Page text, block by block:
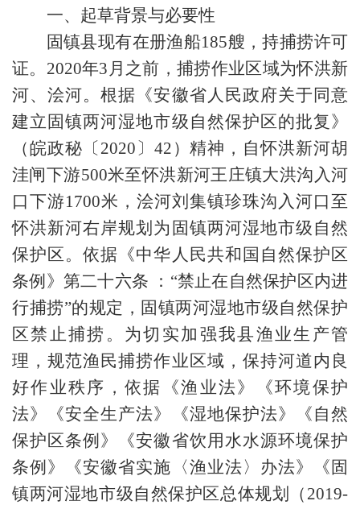
一、起草背景与必要性
固镇县现有在册渔船185艘，持捕捞许可
证。2020年3月之前，捕捞作业区域为怀洪新
河、浍河。根据《安徽省人民政府关于同意
建立固镇两河湿地市级自然保护区的批复》
（皖政秘〔2020〕42）精神，自怀洪新河胡
洼闸下游500米至怀洪新河王庄镇大洪沟入河
口下游1700米，浍河刘集镇珍珠沟入河口至
怀洪新河右岸规划为固镇两河湿地市级自然
保护区。依据《中华人民共和国自然保护区
条例》第二十六条 ：“禁止在自然保护区内进
行捕捞”的规定，固镇两河湿地市级自然保护
区禁止捕捞。为切实加强我县渔业生产管
理，规范渔民捕捞作业区域，保持河道内良
好作业秩序，依据《渔业法》《环境保护
法》《安全生产法》《湿地保护法》《自然
保护区条例》《安徽省饮用水水源环境保护
条例》《安徽省实施〈渔业法〉办法》《固
镇两河湿地市级自然保护区总体规划（2019-